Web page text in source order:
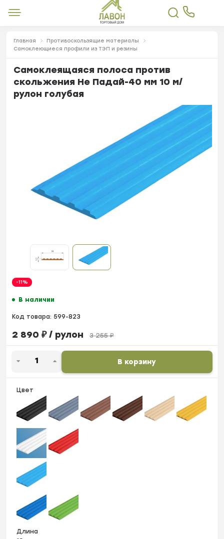
Главная
Противоскользящие материалы
Самоклеющиеся профили из ТЭП и резины
Самоклеящаяся полоса против
скольжения Не Падай-40 мм 10 м/
рулон голубая
-11%
В наличии
Код товара: 599-823
2 890 ₽/ рулон 3 255₽
В корзину
Цвет
Длина